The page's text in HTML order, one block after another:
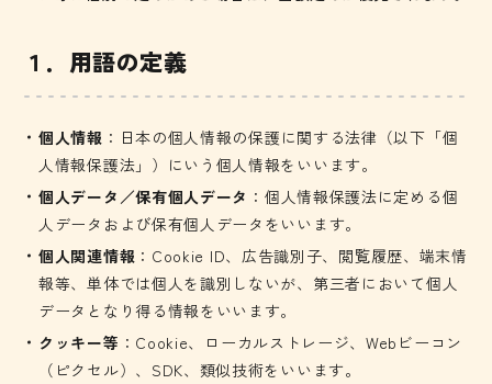
１．用語の定義
個人情報 ：日本の個人情報の保護に関する法律（以下「個
人情報保護法」）にいう個人情報をいいます。
個人データ／保有個人データ ：個人情報保護法に定める個
人データおよび保有個人データをいいます。
個人関連情報 ：Cookie ID、広告識別子、閲覧履歴、端末情
報等、単体では個人を識別しないが、第三者において個人
データとなり得る情報をいいます。
クッキー等 ：Cookie、ローカルストレージ、Webビーコン
（ピクセル）、SDK、類似技術をいいます。